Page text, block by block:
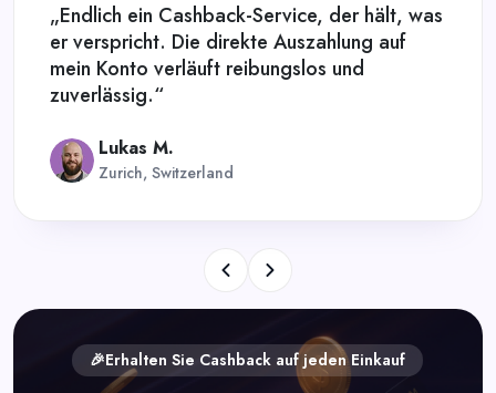
„Endlich ein Cashback-Service, der hält, was
er verspricht. Die direkte Auszahlung auf
mein Konto verläuft reibungslos und
zuverlässig.“
Lukas M.
Zurich, Switzerland
🎉Erhalten Sie Cashback auf jeden Einkauf